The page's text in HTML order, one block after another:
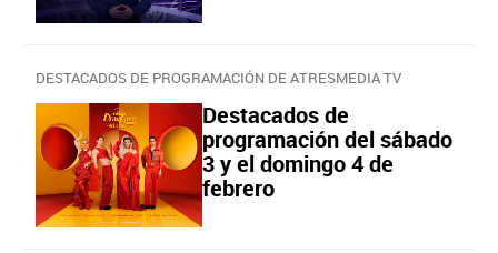
DESTACADOS DE PROGRAMACIÓN DE ATRESMEDIA TV
Destacados de
programación del sábado
3 y el domingo 4 de
febrero